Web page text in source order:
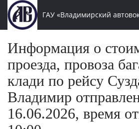
ГАУ «Владимирский
Информация о
проезда, провоза
клади по рейсу
Владимир
16.06.2026, время